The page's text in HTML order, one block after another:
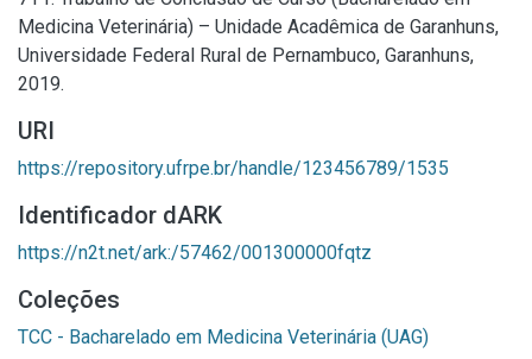
Medicina Veterinária) – Unidade Acadêmica de Garanhuns,
Universidade Federal Rural de Pernambuco, Garanhuns,
2019.
URI
https://repository.ufrpe.br/handle/123456789/1535
Identificador dARK
https://n2t.net/ark:/57462/001300000fqtz
Coleções
TCC - Bacharelado em Medicina Veterinária (UAG)